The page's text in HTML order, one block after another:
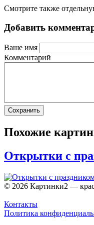
Смотрите также
Добавить
Ваше имя
Комментарий
Похожие
Открытки с
© 2026 Картинки2 —
Контакты
Политика